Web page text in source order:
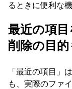
るときに便利な機
最近の項
削除の目
「最近の項目」
も、実際のファ